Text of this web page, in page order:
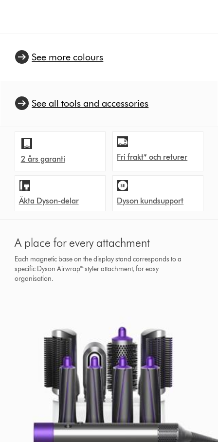
See more colours
See all tools and accessories
2 års garanti Fri frakt* och returer
Äkta Dyson-delar Dyson kundsupport
A place for every attachment
Each magnetic base on the display stand corresponds to a
specific Dyson Airwrap™ styler attachment, for easy
organisation.